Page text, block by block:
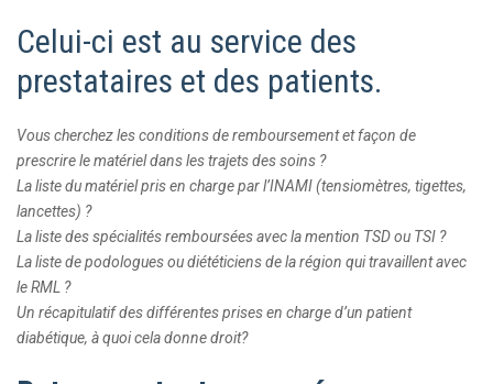
Celui-ci est au service des
prestataires et des patients.
Vous cherchez les conditions de remboursement et façon de
prescrire le matériel dans les trajets des soins ?
La liste du matériel pris en charge par l’INAMI (tensiomètres, tigettes,
lancettes) ?
La liste des spécialités remboursées avec la mention TSD ou TSI ?
La liste de podologues ou diététiciens de la région qui travaillent avec
le RML ?
Un récapitulatif des différentes prises en charge d’un patient
diabétique, à quoi cela donne droit?